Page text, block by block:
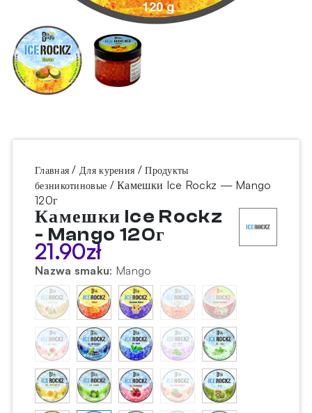
Главная /Для курения /Продукты
безникотиновые / Камешки Ice Rockz — Mango
120г
Камешки Ice Rockz
- Mango 120г
21.90zł
Nazwa smaku: Mango